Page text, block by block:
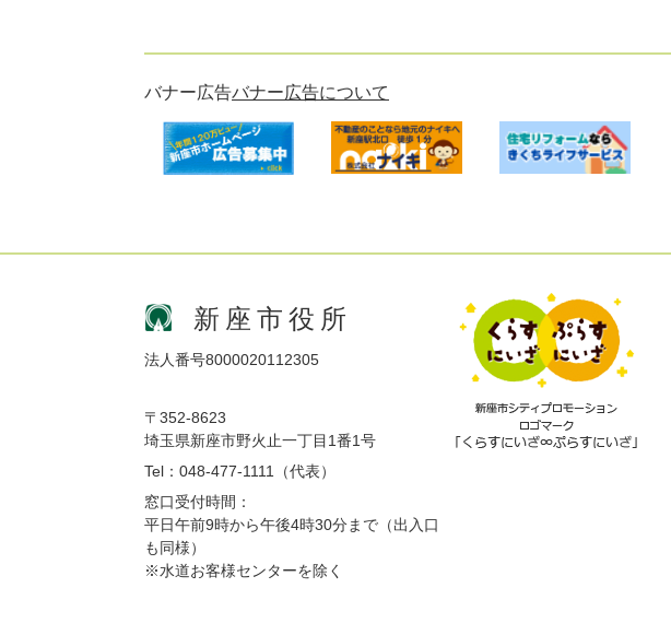
バナー広告バナー広告について
新座市役所
法人番号8000020112305
〒352-8623
埼玉県新座市野火止一丁目1番1号
Tel：048-477-1111（代表）
窓口受付時間：
平日午前9時から午後4時30分まで（出入口
も同様）
※水道お客様センターを除く